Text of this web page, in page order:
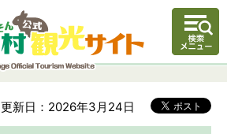
更新日：2026年3月24日